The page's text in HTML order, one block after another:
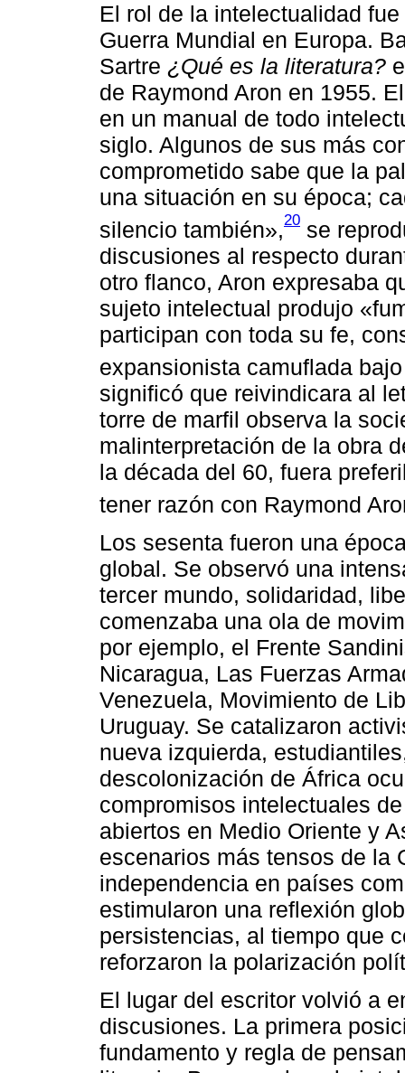
El rol de la intelectualidad
Guerra Mundial en Europa.
Sartre ¿Qué es la literatura?
de Raymond Aron en 1955.
en un manual de todo
siglo. Algunos de sus más
comprometido sabe que la
una situación en su época;
silencio también»,20 se
discusiones al respecto
otro flanco, Aron expresaba
sujeto intelectual produjo
participan con toda su fe,
expansionista camuflada
significó que reivindicara al
torre de marfil observa la
malinterpretación de la obra
la década del 60, fuera
tener razón con Raymond
Los sesenta fueron una
global. Se observó una
tercer mundo, solidaridad,
comenzaba una ola de
por ejemplo, el Frente
Nicaragua, Las Fuerzas
Venezuela, Movimiento de
Uruguay. Se catalizaron
nueva izquierda,
descolonización de África
compromisos intelectuales
abiertos en Medio Oriente y
escenarios más tensos de la
independencia en países
estimularon una reflexión
persistencias, al tiempo que
reforzaron la polarización
El lugar del escritor volvió a
discusiones. La primera
fundamento y regla de